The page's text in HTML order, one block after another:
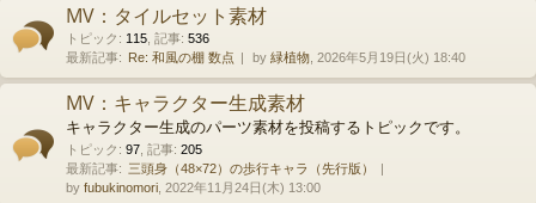
MV：タイルセット素材
トピック : 115 記事: 536
最新記事: Re: 和風の棚 数点 by 緑植物 , 2026年5月19日(火) 18:40
MV：キャラクター生成素材
キャラクター生成のパーツ素材を投稿するトピックです。
トピック : 97 記事: 205
最新記事: 三頭身（48×72）の歩行キャラ（先行版）
by fubukinomori , 2022年11月24日(木) 13:00